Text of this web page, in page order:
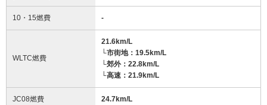
10・15燃費 -
WLTC燃費
21.6km/L
└市街地：19.5km/L
└郊外：22.8km/L
└高速：21.9km/L
JC08燃費 24.7km/L